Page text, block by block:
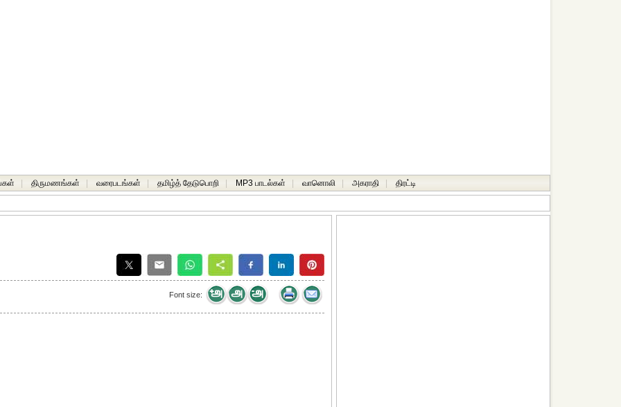
திருமணங்கள் வரைபடங்கள் தமிழ்த் தேடுபொறி MP3 பாடல்கள் வானொலி அகராதி திரட்டி
Font size: